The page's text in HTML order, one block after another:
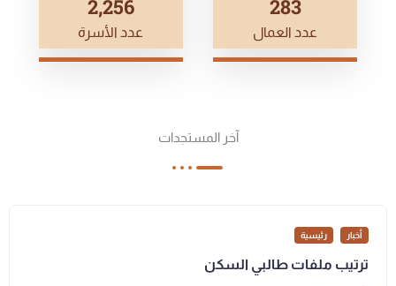
314
عدد العمال
2,500
عدد الأسرة
آخر المستجدات
أخبار رئيسية
ترتيب ملفات طالبي السكن